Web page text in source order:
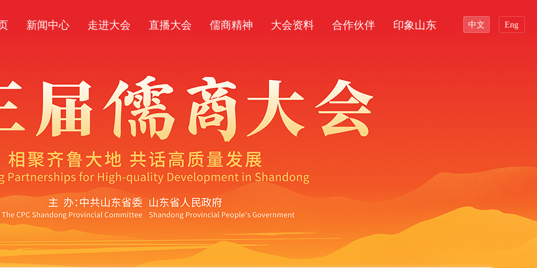
新闻中心
新闻资讯
走进大会
直播大会 儒商精神 大会资料 合作伙伴 印象山东 中文 Eng